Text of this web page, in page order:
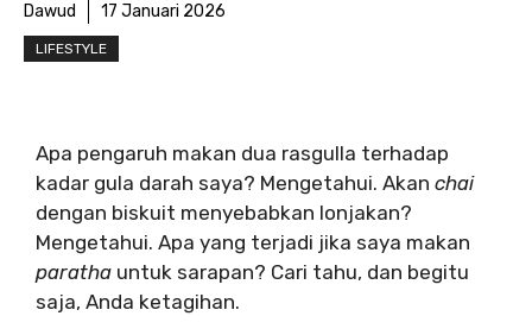
Dawud 17 Januari 2026
LIFESTYLE
Apa pengaruh makan dua rasgulla terhadap
kadar gula darah saya? Mengetahui. Akan chai
dengan biskuit menyebabkan lonjakan?
Mengetahui. Apa yang terjadi jika saya makan
paratha untuk sarapan? Cari tahu, dan begitu
saja, Anda ketagihan.